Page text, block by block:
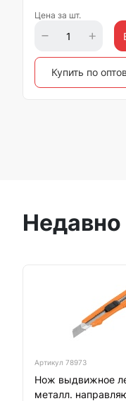
Цена за шт.
Купить по
Артикул 78973
Нож выдвижное
металл.